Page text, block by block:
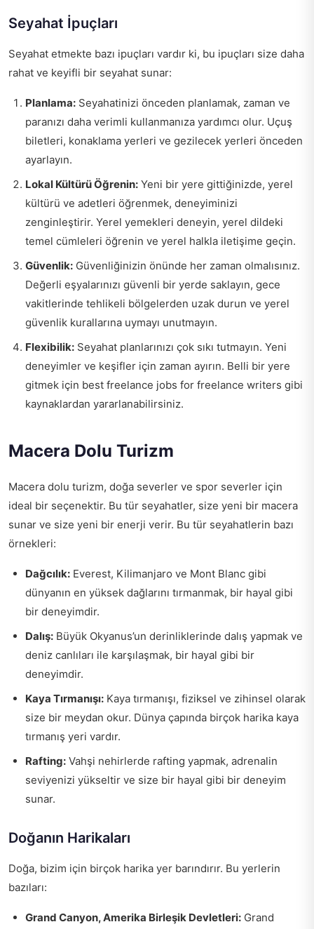
Seyahat İpuçları
Seyahat etmekte bazı ipuçları vardır ki, bu ipuçları size daha
rahat ve keyifli bir seyahat sunar:
Planlama: Seyahatinizi önceden planlamak, zaman ve
paranızı daha verimli kullanmanıza yardımcı olur. Uçuş
biletleri, konaklama yerleri ve gezilecek yerleri önceden
ayarlayın.
Lokal Kültürü Öğrenin: Yeni bir yere gittiğinizde, yerel
kültürü ve adetleri öğrenmek, deneyiminizi
zenginleştirir. Yerel yemekleri deneyin, yerel dildeki
temel cümleleri öğrenin ve yerel halkla iletişime geçin.
Güvenlik: Güvenliğinizin önünde her zaman olmalısınız.
Değerli eşyalarınızı güvenli bir yerde saklayın, gece
vakitlerinde tehlikeli bölgelerden uzak durun ve yerel
güvenlik kurallarına uymayı unutmayın.
Flexibilik: Seyahat planlarınızı çok sıkı tutmayın. Yeni
deneyimler ve keşifler için zaman ayırın. Belli bir yere
gitmek için best freelance jobs for freelance writers gibi
kaynaklardan yararlanabilirsiniz.
Macera Dolu Turizm
Macera dolu turizm, doğa severler ve spor severler için
ideal bir seçenektir. Bu tür seyahatler, size yeni bir macera
sunar ve size yeni bir enerji verir. Bu tür seyahatlerin bazı
örnekleri:
Dağcılık: Everest, Kilimanjaro ve Mont Blanc gibi
dünyanın en yüksek dağlarını tırmanmak, bir hayal gibi
bir deneyimdir.
Dalış: Büyük Okyanus’un derinliklerinde dalış yapmak ve
deniz canlıları ile karşılaşmak, bir hayal gibi bir
deneyimdir.
Kaya Tırmanışı: Kaya tırmanışı, fiziksel ve zihinsel olarak
size bir meydan okur. Dünya çapında birçok harika kaya
tırmanış yeri vardır.
Rafting: Vahşi nehirlerde rafting yapmak, adrenalin
seviyenizi yükseltir ve size bir hayal gibi bir deneyim
sunar.
Doğanın Harikaları
Doğa, bizim için birçok harika yer barındırır. Bu yerlerin
bazıları:
Grand Canyon, Amerika Birleşik Devletleri: Grand